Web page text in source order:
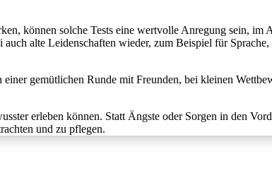
können solche Tests eine wertvolle Anregung sein, im
alte Leidenschaften wieder, zum Beispiel für
gemütlichen Runde mit Freunden, bei kleinen
erleben können. Statt Ängste oder Sorgen in den
und zu pflegen.